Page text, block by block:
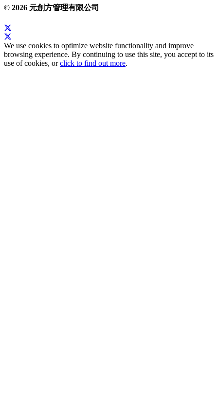
© 2026 元創方管理有限公司
We use cookies to optimize website functionality and improve
browsing experience. By continuing to use this site, you accept to its
use of cookies, orclick to find out more.